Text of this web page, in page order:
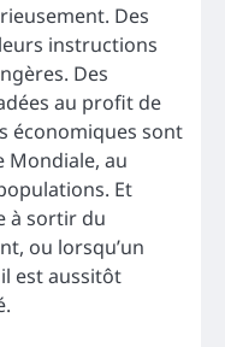
Des
instructions
Des
au profit de
économiques sont
Mondiale, au
Et
à sortir du
ou lorsqu’un
est aussitôt